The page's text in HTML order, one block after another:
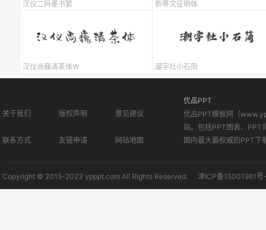
汉仪二码墨书繁 新蒂文征明体
汉仪尚巍清茶体W 潮字社小石简
关于我们 版权声明 意见建议
联系方式 友链申请 网站地图
优品PPT
优品PPT模板网（
站。包括PPT图表、PPT
国内最大最权威的PPT下
Copyright © 2015-2023 ypppt.com All Rights Reserved. 津ICP备15001961号